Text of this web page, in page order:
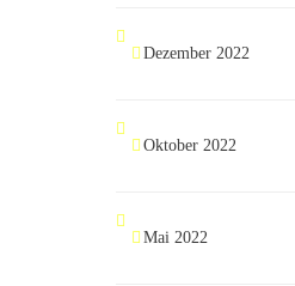
Dezember 2022
Oktober 2022
Mai 2022